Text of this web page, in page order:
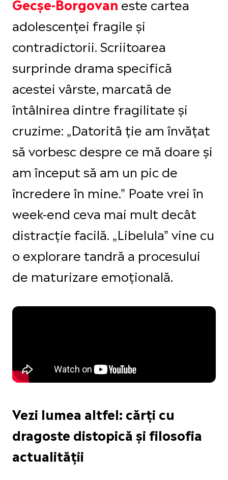
Gecșe-Borgovan
adolescenței fragile și
contradictorii. Scriitoarea
surprinde drama specifică
acestei vârste, marcată de
întâlnirea dintre fragilitate și
cruzime: „Datorită ție am învățat
să vorbesc despre ce mă doare și
am început să am un pic de
încredere în mine.” Poate vrei în
week-end ceva mai mult decât
distracție facilă. „Libelula” vine cu
o explorare tandră a procesului
de maturizare emoțională.
Vezi lumea altfel: cărți cu
dragoste distopică și filosofia
actualității